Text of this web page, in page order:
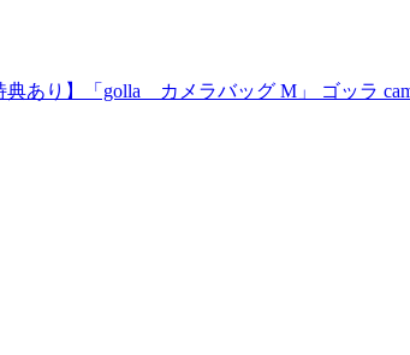
典あり】「golla カメラバッグ M」 ゴッ